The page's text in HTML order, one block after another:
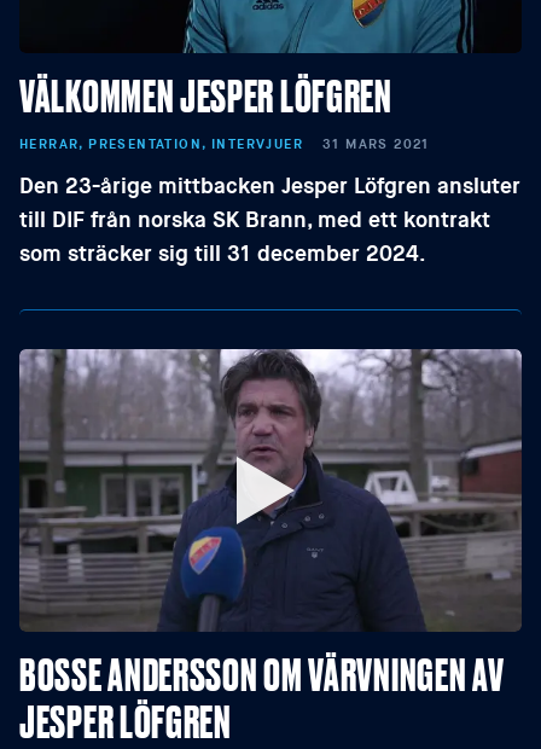
VÄLKOMMEN JESPER LÖFGREN
HERRAR, PRESENTATION, INTERVJUER 31 MARS 2021
Den 23-årige mittbacken Jesper Löfgren ansluter
till DIF från norska SK Brann, med ett kontrakt
som sträcker sig till 31 december 2024.
BOSSE ANDERSSON OM VÄRVNINGEN AV
JESPER LÖFGREN